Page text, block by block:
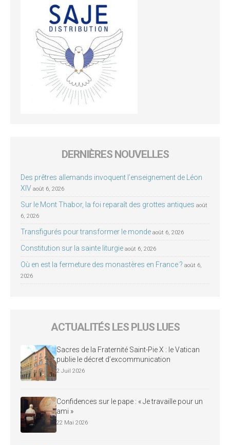
DERNIÈRES NOUVELLES
Des prêtres allemands invoquent l’enseignement de Léon
XIV août 6, 2026
Sur le Mont Thabor, la foi reparaît des grottes antiques août
6, 2026
Transfigurés pour transformer le monde août 6, 2026
Constitution sur la sainte liturgie août 6, 2026
Où en est la fermeture des monastères en France ? août 6,
2026
ACTUALITÉS LES PLUS LUES
Sacres de la Fraternité Saint-Pie X : le Vatican
publie le décret d’excommunication
2 Juil 2026
Confidences sur le pape : « Je travaille pour un
ami »
22 Mai 2026